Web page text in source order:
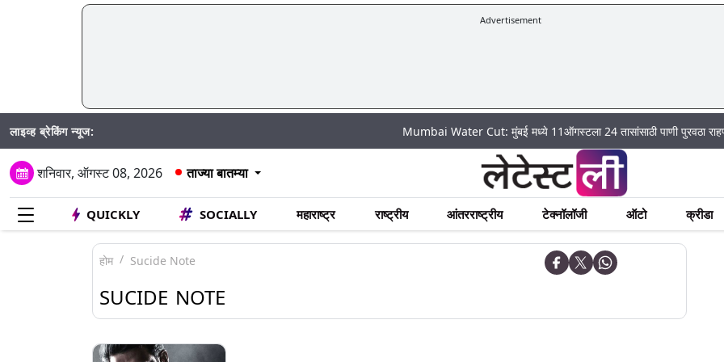
Advertisement
लाइव्ह ब्रेकिंग न्यूज: Mumbai Water Cut: मुंबई मध्ये 11ऑगस्टला 24 तासांसाठी पाणी पुरवठा राहणार बंद;
शनिवार, ऑगस्ट 08, 2026 ताज्या बातम्या
QUICKLY SOCIALLY महाराष्ट्र राष्ट्रीय आंतरराष्ट्रीय टेक्नॉलॉजी ऑटो क्रीडा
होम Sucide Note
SUCIDE NOTE